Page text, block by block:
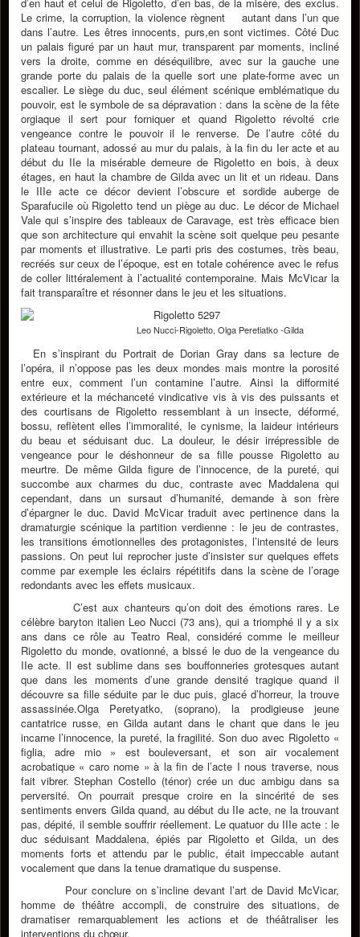
Le crime, la corruption, la violence règnent autant dans l’un que
dans l’autre. Les êtres innocents, purs,en sont victimes. Côté Duc
un palais figuré par un haut mur, transparent par moments, incliné
vers la droite, comme en déséquilibre, avec sur la gauche une
grande porte du palais de la quelle sort une plate-forme avec un
escalier. Le siège du duc, seul élément scénique emblématique du
pouvoir, est le symbole de sa dépravation : dans la scène de la fête
orgiaque il sert pour forniquer et quand Rigoletto révolté crie
vengeance contre le pouvoir il le renverse. De l’autre côté du
plateau tournant, adossé au mur du palais, à la fin du Ier acte et au
début du IIe la misérable demeure de Rigoletto en bois, à deux
étages, en haut la chambre de Gilda avec un lit et un rideau. Dans
le IIIe acte ce décor devient l’obscure et sordide auberge de
Sparafucile où Rigoletto tend un piège au duc. Le décor de Michael
Vale qui s’inspire des tableaux de Caravage, est très efficace bien
que son architecture qui envahit la scène soit quelque peu pesante
par moments et illustrative. Le parti pris des costumes, très beau,
recréés sur ceux de l’époque, est en totale cohérence avec le refus
de coller littéralement à l’actualité contemporaine. Mais McVicar la
fait transparaître et résonner dans le jeu et les situations.
Leo Nucci-Rigoletto, Olga Peretiatko -Gilda
En s’inspirant du Portrait de Dorian Gray dans sa lecture de
l’opéra, il n’oppose pas les deux mondes mais montre la porosité
entre eux, comment l’un contamine l’autre. Ainsi la difformité
extérieure et la méchanceté vindicative vis à vis des puissants et
des courtisans de Rigoletto ressemblant à un insecte, déformé,
bossu, reflètent elles l’immoralité, le cynisme, la laideur intérieurs
du beau et séduisant duc. La douleur, le désir irrépressible de
vengeance pour le déshonneur de sa fille pousse Rigoletto au
meurtre. De même Gilda figure de l’innocence, de la pureté, qui
succombe aux charmes du duc, contraste avec Maddalena qui
cependant, dans un sursaut d’humanité, demande à son frère
d’épargner le duc. David McVicar traduit avec pertinence dans la
dramaturgie scénique la partition verdienne : le jeu de contrastes,
les transitions émotionnelles des protagonistes, l’intensité de leurs
passions. On peut lui reprocher juste d’insister sur quelques effets
comme par exemple les éclairs répétitifs dans la scène de l’orage
redondants avec les effets musicaux.
C’est aux chanteurs qu’on doit des émotions rares. Le
célèbre baryton italien Leo Nucci (73 ans), qui a triomphé il y a six
ans dans ce rôle au Teatro Real, considéré comme le meilleur
Rigoletto du monde, ovationné, a bissé le duo de la vengeance du
IIe acte. Il est sublime dans ses bouffonneries grotesques autant
que dans les moments d’une grande densité tragique quand il
découvre sa fille séduite par le duc puis, glacé d’horreur, la trouve
assassinée.Olga Peretyatko, (soprano), la prodigieuse jeune
cantatrice russe, en Gilda autant dans le chant que dans le jeu
incarne l’innocence, la pureté, la fragilité. Son duo avec Rigoletto «
figlia, adre mio » est bouleversant, et son air vocalement
acrobatique « caro nome » à la fin de l’acte I nous traverse, nous
fait vibrer. Stephan Costello (ténor) crée un duc ambigu dans sa
perversité. On pourrait presque croire en la sincérité de ses
sentiments envers Gilda quand, au début du IIe acte, ne la trouvant
pas, dépité, il semble souffrir réellement. Le quatuor du IIIe acte : le
duc séduisant Maddalena, épiés par Rigoletto et Gilda, un des
moments forts et attendu par le public, était impeccable autant
vocalement que dans la tenue dramatique du suspense.
Pour conclure on s’incline devant l’art de David McVicar,
homme de théâtre accompli, de construire des situations, de
dramatiser remarquablement les actions et de théâtraliser les
interventions du chœur.